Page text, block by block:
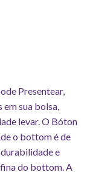
Presentear,
sua bolsa,
levar. O Bóton
o bottom é de
e
do bottom. A